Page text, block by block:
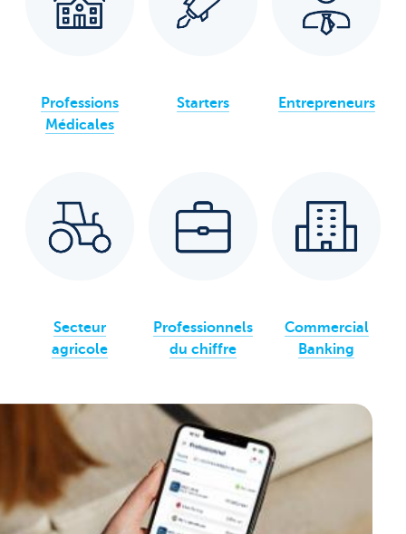
Professions
Médicales
Starters Entrepreneurs
Secteur
agricole
Professionnels
du chiffre
Commercial
Banking